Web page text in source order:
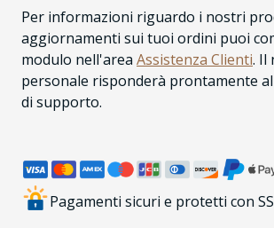
Per informazioni riguardo i nostri
aggiornamenti sui tuoi ordini puoi
modulo nell'area Assistenza Clienti. Il
personale risponderà prontamente
di supporto.
Pagamenti sicuri e protetti con